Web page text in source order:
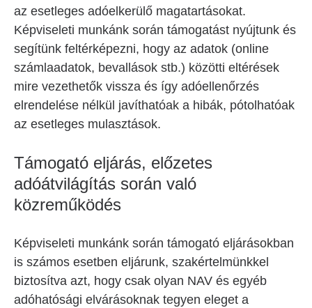
az esetleges adóelkerülő magatartásokat.
Képviseleti munkánk során támogatást nyújtunk és
segítünk feltérképezni, hogy az adatok (online
számlaadatok, bevallások stb.) közötti eltérések
mire vezethetők vissza és így adóellenőrzés
elrendelése nélkül javíthatóak a hibák, pótolhatóak
az esetleges mulasztások.
Támogató eljárás, előzetes
adóátvilágítás során való
közreműködés
Képviseleti munkánk során támogató eljárásokban
is számos esetben eljárunk, szakértelmünkkel
biztosítva azt, hogy csak olyan NAV és egyéb
adóhatósági elvárásoknak tegyen eleget a